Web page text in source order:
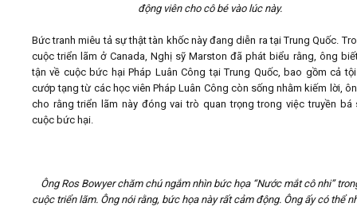
động viên cho cô bé vào lúc này.
Bức tranh miêu tả sự thật tàn khốc này đang diễn ra tại Trung Quốc.
cuộc triển lãm ở Canada, Nghị sỹ Marston đã phát biểu rằng, ông
tận về cuộc bức hại Pháp Luân Công tại Trung Quốc, bao gồm cả
cướp tạng từ các học viên Pháp Luân Công còn sống nhằm kiếm lời,
cho rằng triển lãm này đóng vai trò quan trọng trong việc truyền bá
cuộc bức hại.
Ông Ros Bowyer chăm chú ngắm nhìn bức họa “Nước mắt cô nhi”
cuộc triển lãm. Ông nói rằng, bức họa này rất cảm động. Ông ấy có thể